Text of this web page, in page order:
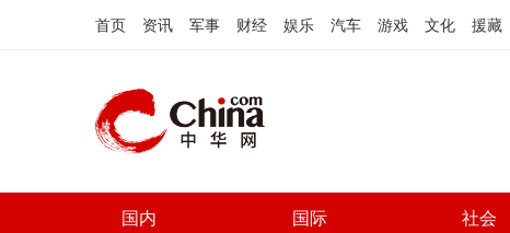
首页 资讯 军事 财经 娱乐 汽车 游戏 文化 援藏
国内 国际 社会